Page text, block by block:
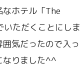
ホテル「The
ただくことにしま
気だったので入っ
なりました^^